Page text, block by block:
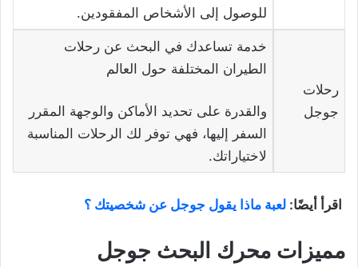
للوصول إلى الأشخاص المفقودين.
رحلات
جوجل
خدمة تساعدك في البحث عن رحلات
الطيران المختلفة حول العالم
والقدرة على تحديد الأماكن والوجهة المقرر
السفر إليها، فهي توفر لك الرحلات المناسبة
لاختياراتك.
اقرأ أيضًا: لعبة ماذا يقول جوجل عن شخصيتك ؟
مميزات محرك البحث جوجل